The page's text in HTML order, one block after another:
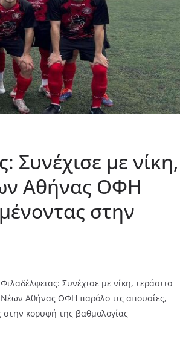
Συνέχισε με νίκη,
Αθήνας ΟΦΗ
στην
Συνέχισε με νίκη, τεράστιο
Νέων Αθήνας ΟΦΗ παρόλο τις απουσίες,
κορυφή της βαθμολογίας